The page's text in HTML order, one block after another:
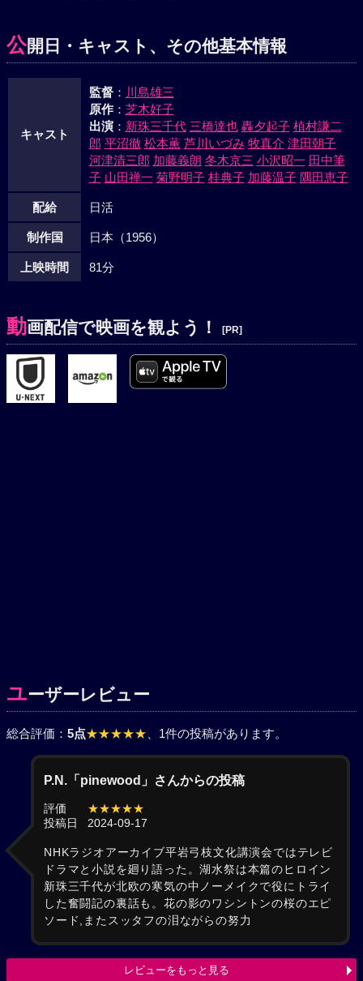
公開日・キャスト、その他基本情報
キャスト
監督： 川島雄三
原作： 芝木好子
出演： 新珠三千代 三橋達也 轟夕起子 植村謙二
郎 平沼徹 松本薫 芦川いづみ 牧真介 津田朝子
河津清三郎 加藤義朗 冬木京三 小沢昭一 田中筆
子 山田禅一 菊野明子 桂典子 加藤温子 隅田恵子
配給 日活
制作国 日本（1956）
上映時間 81分
動画配信で映画を観よう！ [PR]
ユーザーレビュー
総合評価： 5点★★★★★ 、1件の投稿があります。
P.N.「pinewood」さんからの投稿
評価
★★★★★
投稿日
2024-09-17
NHKラジオアーカイブ平岩弓枝文化講演会ではテレビ
ドラマと小説を廻り語った。湖水祭は本篇のヒロイン
新珠三千代が北欧の寒気の中ノーメイクで役にトライ
した奮闘記の裏話も。花の影のワシントンの桜のエピ
ソード,またスッタフの泪ながらの努力
レビューをもっと見る